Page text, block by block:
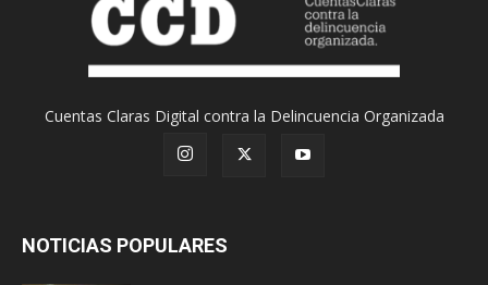
Cuentas Claras Digital contra la Delincuencia Organizada
NOTICIAS POPULARES